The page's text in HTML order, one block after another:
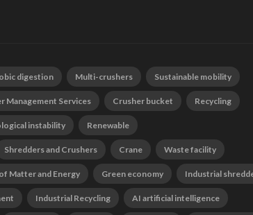
digestion Multi-crushers Sustainable mobility
Management Services Crusher bucket Recycling
instability Renewable
Shredders and Crushers Crane Waste facility
Matter and Energy Green economy Industrial
Industrial Recycling AI artificial intelligence